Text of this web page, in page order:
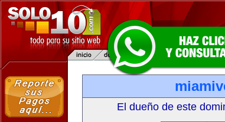
El dueño de este